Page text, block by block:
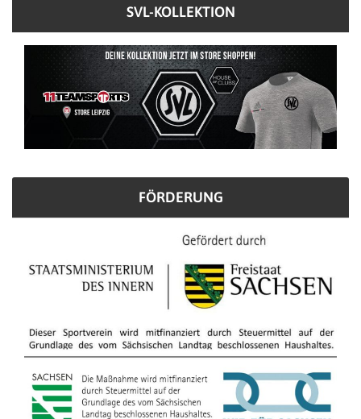
SVL-KOLLEKTION
FÖRDERUNG